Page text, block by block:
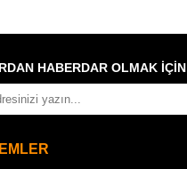
HABERDAR OLMAK İÇİN